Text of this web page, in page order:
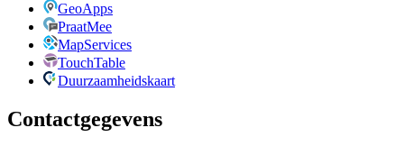
GeoApps
PraatMee
MapServices
TouchTable
Duurzaamheidskaart
Contactgegevens